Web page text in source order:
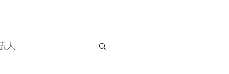
人